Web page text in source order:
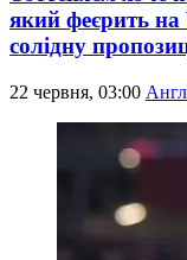
який феєрить
солідну
22 червня, 03:00